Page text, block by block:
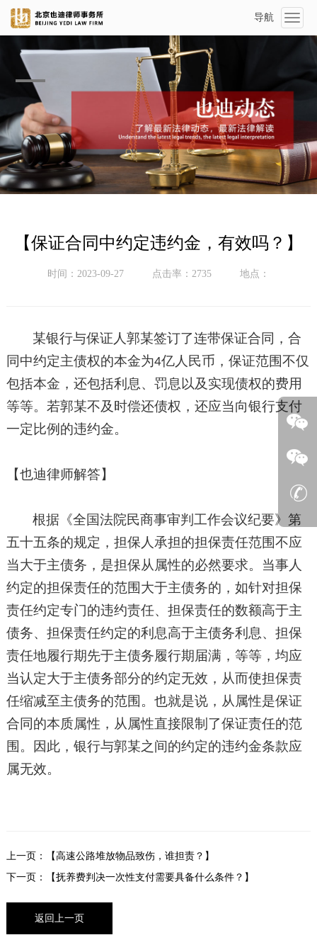
导航
【保证合同中约定违约金，有效吗？】
时间：2023-09-27 点击率：2735 地点：
某银行与保证人郭某签订了连带保证合同，合
同中约定主债权的本金为4亿人民币，保证范围不仅
包括本金，还包括利息、罚息以及实现债权的费用
等等。若郭某不及时偿还债权，还应当向银行支付
一定比例的违约金。
【也迪律师解答】
根据《全国法院民商事审判工作会议纪要》第
五十五条的规定，担保人承担的担保责任范围不应
当大于主债务，是担保从属性的必然要求。当事人
约定的担保责任的范围大于主债务的，如针对担保
责任约定专门的违约责任、担保责任的数额高于主
债务、担保责任约定的利息高于主债务利息、担保
责任地履行期先于主债务履行期届满，等等，均应
当认定大于主债务部分的约定无效，从而使担保责
任缩减至主债务的范围。也就是说，从属性是保证
合同的本质属性，从属性直接限制了保证责任的范
围。因此，银行与郭某之间的约定的违约金条款应
属无效。
上一页：【高速公路堆放物品致伤，谁担责？】
下一页：【抚养费判决一次性支付需要具备什么条件？】
返回上一页